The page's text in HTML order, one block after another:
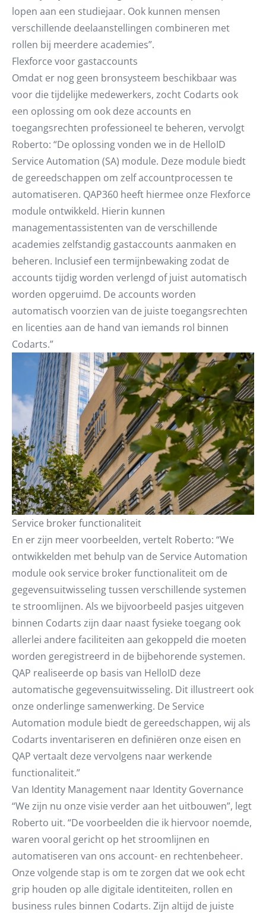
lopen aan een studiejaar. Ook kunnen mensen
verschillende deelaanstellingen combineren met
rollen bij meerdere academies”.
Flexforce voor gastaccounts
Omdat er nog geen bronsysteem beschikbaar was
voor die tijdelijke medewerkers, zocht Codarts ook
een oplossing om ook deze accounts en
toegangsrechten professioneel te beheren, vervolgt
Roberto: “De oplossing vonden we in de HelloID
Service Automation (SA) module. Deze module biedt
de gereedschappen om zelf accountprocessen te
automatiseren. QAP360 heeft hiermee onze Flexforce
module ontwikkeld. Hierin kunnen
managementassistenten van de verschillende
academies zelfstandig gastaccounts aanmaken en
beheren. Inclusief een termijnbewaking zodat de
accounts tijdig worden verlengd of juist automatisch
worden opgeruimd. De accounts worden
automatisch voorzien van de juiste toegangsrechten
en licenties aan de hand van iemands rol binnen
Codarts.”
Service broker functionaliteit
En er zijn meer voorbeelden, vertelt Roberto: “We
ontwikkelden met behulp van de Service Automation
module ook service broker functionaliteit om de
gegevensuitwisseling tussen verschillende systemen
te stroomlijnen. Als we bijvoorbeeld pasjes uitgeven
binnen Codarts zijn daar naast fysieke toegang ook
allerlei andere faciliteiten aan gekoppeld die moeten
worden geregistreerd in de bijbehorende systemen.
QAP realiseerde op basis van HelloID deze
automatische gegevensuitwisseling. Dit illustreert ook
onze onderlinge samenwerking. De Service
Automation module biedt de gereedschappen, wij als
Codarts inventariseren en definiëren onze eisen en
QAP vertaalt deze vervolgens naar werkende
functionaliteit.”
Van Identity Management naar Identity Governance
“We zijn nu onze visie verder aan het uitbouwen”, legt
Roberto uit. “De voorbeelden die ik hiervoor noemde,
waren vooral gericht op het stroomlijnen en
automatiseren van ons account- en rechtenbeheer.
Onze volgende stap is om te zorgen dat we ook echt
grip houden op alle digitale identiteiten, rollen en
business rules binnen Codarts. Zijn altijd de juiste